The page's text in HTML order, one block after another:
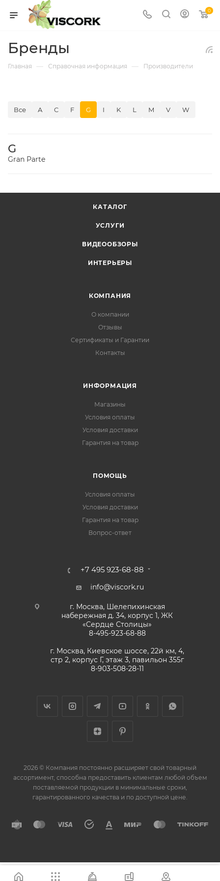
0
Бренды
Главная — Справочная информация — Производители
Все A C F G I K L M V W
G
Gran Parte
КАТАЛОГ
УСЛУГИ
ВИДЕООБЗОРЫ
ИНТЕРЬЕРЫ
КОМПАНИЯ
О компании
Отзывы
Сертификаты и Гарантии
Контакты
ИНФОРМАЦИЯ
Магазины
Условия оплаты
Условия доставки
Гарантия на товар
ПОМОЩЬ
Условия оплаты
Условия доставки
Гарантия на товар
Вопрос-ответ
+7 495 923-68-88
info@viscork.ru
г. Москва, Шелепихинская
набережная д. 34, корпус 1, ЖК
«Сердце Столицы»
8-495-923-68-88
г. Москва, Киевское шоссе, 22й км, 4,
стр 2, корпус Г, этаж 3, павильон 355г
8-903-508-28-11
2026 © Компания постоянно расширяет свой товарный
ассортимент, способна предоставить клиентам любой объем
поставляемой продукции в минимальные сроки,
гарантированного качества и по доступной цене.